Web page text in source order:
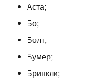
Аста;
Бо;
Болт;
Бумер;
Бринкли;